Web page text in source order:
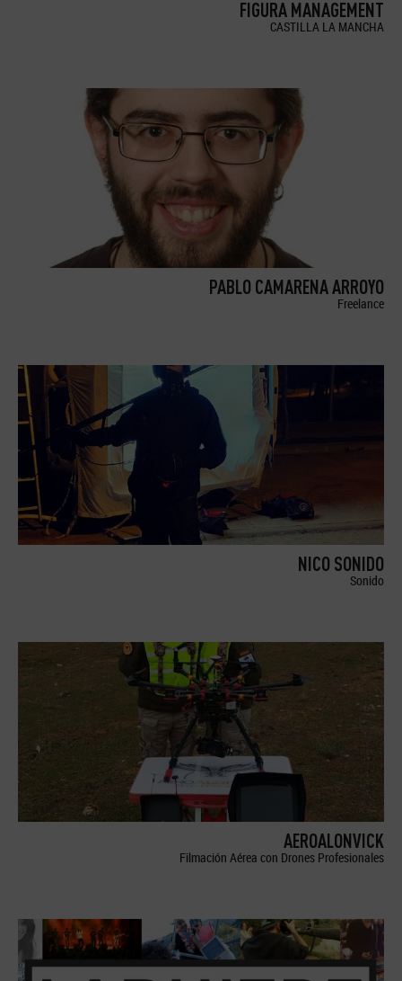
FIGURA MANAGEMENT
CASTILLA LA MANCHA
PABLO CAMARENA ARROYO
Freelance
NICO SONIDO
Sonido
AEROALONVICK
Filmación Aérea con Drones Profesionales